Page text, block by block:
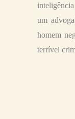
um
homem
terrível